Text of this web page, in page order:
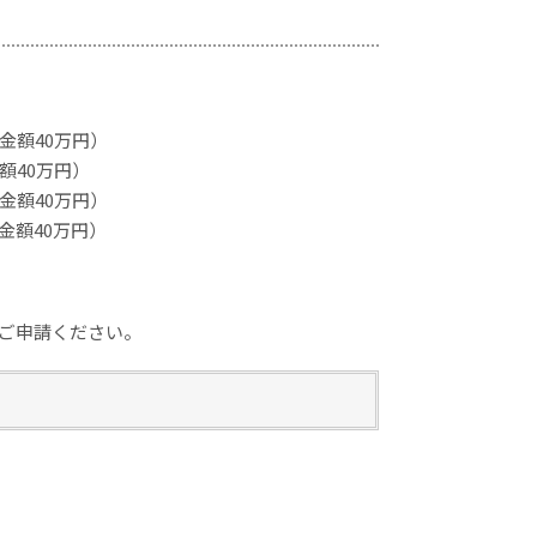
額40万円）
万円）
40万円）
40万円）
請ください。